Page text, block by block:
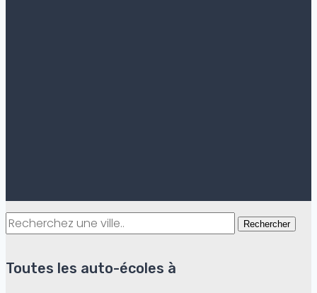
Rechercher
Toutes les auto-écoles à